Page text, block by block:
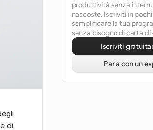
di
produttività senza
nascoste. Iscriviti in
semplificare la tua
senza bisogno di carta di
Iscriviti
Parla con un